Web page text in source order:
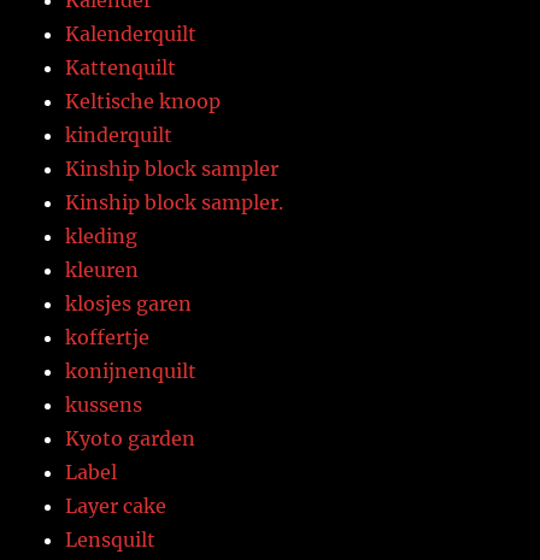
Kalenderquilt
Kattenquilt
Keltische knoop
kinderquilt
Kinship block sampler
Kinship block sampler.
kleding
kleuren
klosjes garen
koffertje
konijnenquilt
kussens
Kyoto garden
Label
Layer cake
Lensquilt